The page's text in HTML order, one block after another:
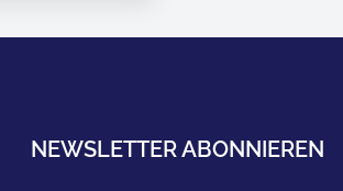
NEWSLETTER ABONNIEREN